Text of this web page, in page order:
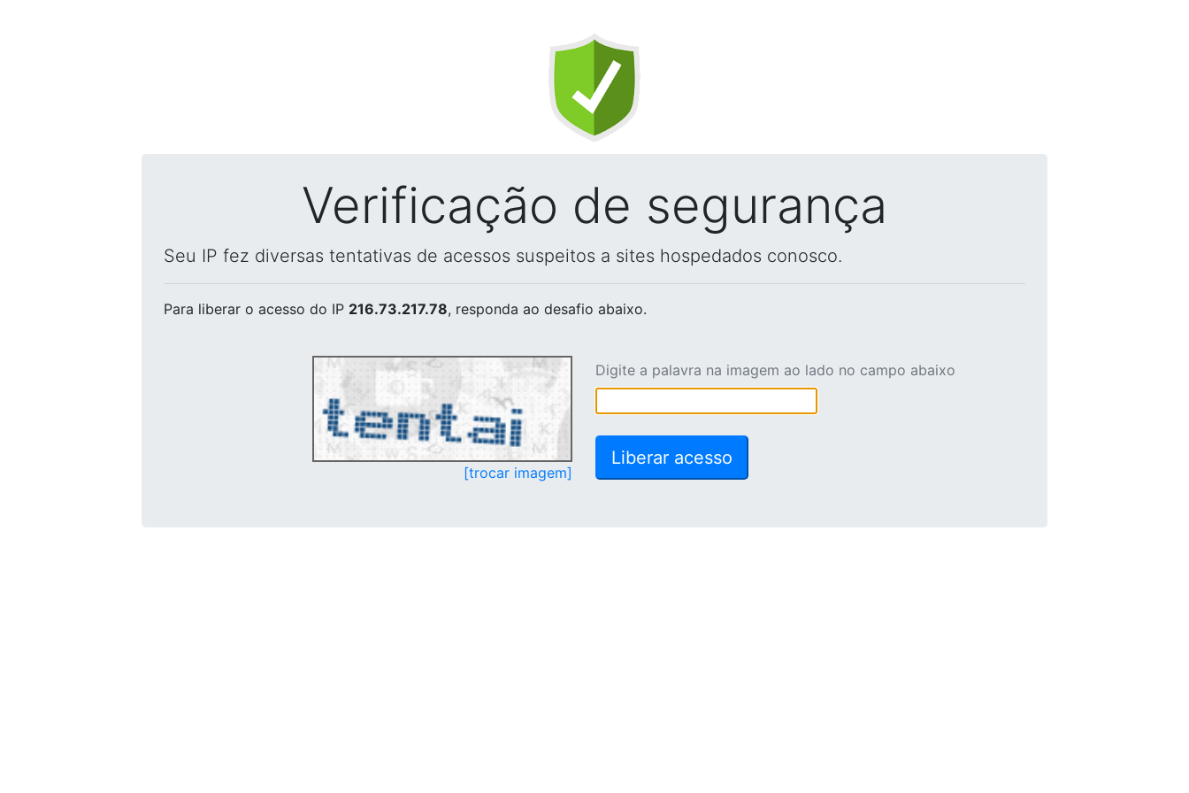
Verificação de segurança
Seu IP fez diversas tentativas de acessos suspeitos a sites hospedados conosco.
Para liberar o acesso do IP 216.73.217.78, responda ao desafio abaixo.
[trocar imagem]
Digite a palavra na imagem ao lado no campo abaixo